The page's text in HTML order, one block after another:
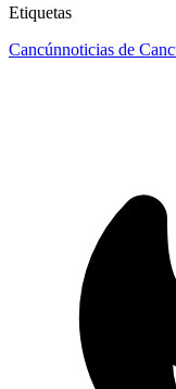
Etiquetas
Cancúnnoticias de